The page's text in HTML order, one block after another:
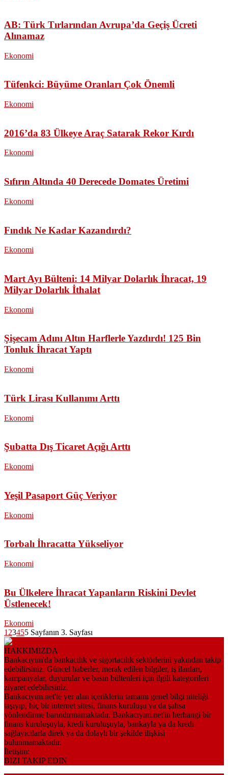
AB: Türk Tırlarından Avrupa’da Geçiş Ücreti
Alınamaz
Ekonomi
Tüfenkci: Büyüme Oranları Çok Önemli
Ekonomi
2016’da 83 Ülkeye Araç Satarak Rekor Kırdı
Ekonomi
Sıfırın Altında 40 Derecede Domates Üretimi
Ekonomi
Fındık Ne Kadar Kazandırdı?
Ekonomi
Mart Ayı Bülteni: 14 Milyar Dolarlık İhracat, 19
Milyar Dolarlık İthalat
Ekonomi
Şişecam Adını Altın Harflerle Yazdırdı! 125 Bin
Tonluk İhracat Yaptı
Ekonomi
Türk Lirası Kullanımı Arttı
Ekonomi
Şubatta Dış Ticaret Açığı Arttı
Ekonomi
Yeşil Pasaport Güç Veriyor
Ekonomi
Torbalı İhracatta Yükseliyor
Ekonomi
Bu Ülkelere İhracat Yapanların Riskini Devlet
Üstlenecek!
Ekonomi
1 23455 Sayfanın 3. Sayfası
HAKKIMIZDA
Bankacıyım'da bankacılık ve sigortacılık sektörlerini yakından takip
edebilirsiniz. Güncel haberler, merak edilen bilgiler, iş ilanları,
kampanyalar, duyurular ve basın bültenleri için ilgili kategorileri
ziyaret edebilirsiniz.
Bankacıyım.net'te yer alan içeriklerin tamamı genel bilgi niteliği
taşıyıp, hiç bir internet sitesi, finans kuruluşu ya da şahsa
yönlendirme barındırmamaktadır. Bankacıyım.net'in herhangi bir
finans kuruluşuyla, kredi kuruluşuyla, bankayla ya da kredi
sağlayıcılarla direk ya da dolaylı bir şekilde ilişkisi
bulunmamaktadır.
İletişim:
BIZI TAKIP EDIN